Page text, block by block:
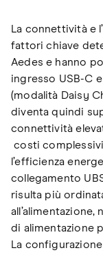
La connettività e
fattori chiave
Aedes e hanno
ingresso USB-C
(modalità Daisy
diventa quindi
connettività
costi
l’efficienza
collegamento
risulta più
di alimentazione
La